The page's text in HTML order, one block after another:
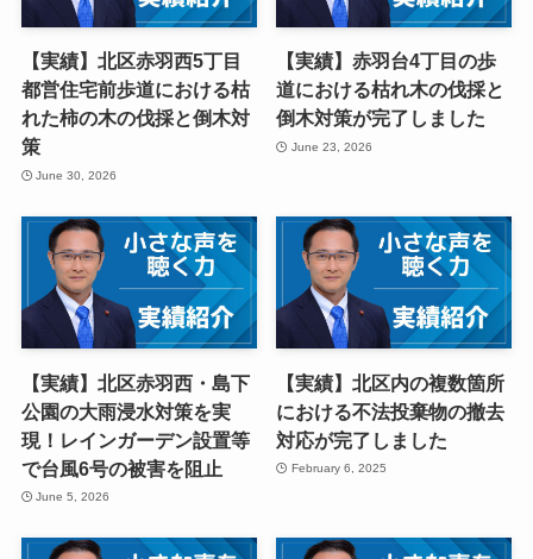
【実績】北区赤羽西5丁目
都営住宅前歩道における枯
れた柿の木の伐採と倒木対
策
June 30, 2026
【実績】赤羽台4丁目の歩
道における枯れ木の伐採と
倒木対策が完了しました
June 23, 2026
【実績】北区赤羽西・島下
公園の大雨浸水対策を実
現！レインガーデン設置等
で台風6号の被害を阻止
June 5, 2026
【実績】北区内の複数箇所
における不法投棄物の撤去
対応が完了しました
February 6, 2025